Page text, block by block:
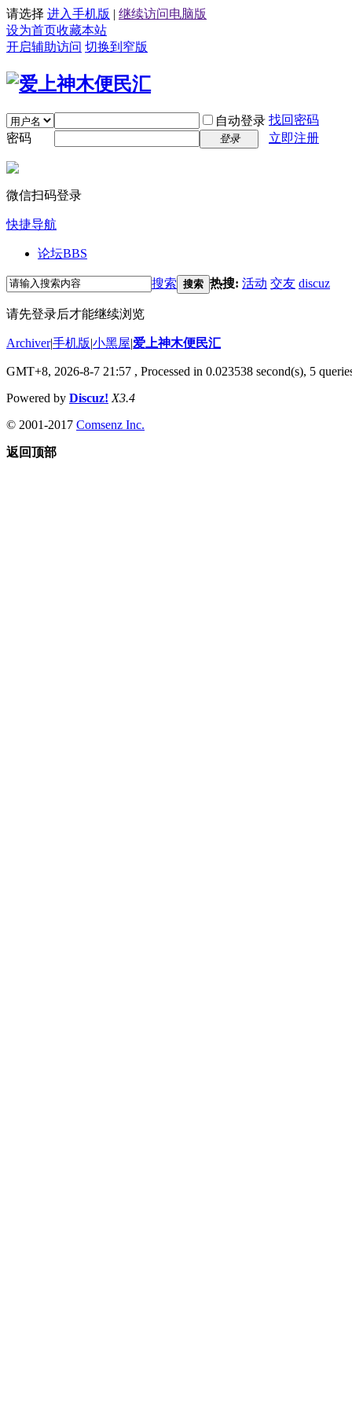
请选择 进入手机版 | 继续访问电脑版
设为首页收藏本站
开启辅助访问 切换到窄版
自动登录 找回密码
密码
登录 立即注册
微信扫码登录
快捷导航
论坛BBS
搜索 搜索 热搜: 活动 交友 discuz
请先登录后才能继续浏览
Archiver|手机版|小黑屋|爱上神木便民汇
GMT+8, 2026-8-7 21:57 , Processed in 0.023538 second(s), 5
Powered by Discuz! X3.4
© 2001-2017 Comsenz Inc.
返回顶部